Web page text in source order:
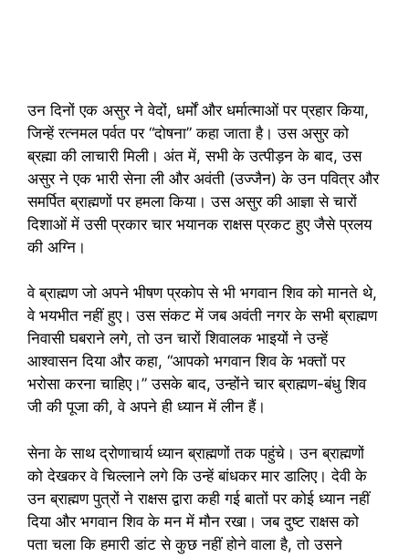
उन दिनों एक असुर ने वेदों, धर्मों और धर्मात्माओं पर प्रहार किया,
जिन्हें रत्नमल पर्वत पर “दोषना” कहा जाता है। उस असुर को
ब्रह्मा की लाचारी मिली। अंत में, सभी के उत्पीड़न के बाद, उस
असुर ने एक भारी सेना ली और अवंती (उज्जैन) के उन पवित्र और
समर्पित ब्राह्मणों पर हमला किया। उस असुर की आज्ञा से चारों
दिशाओं में उसी प्रकार चार भयानक राक्षस प्रकट हुए जैसे प्रलय
की अग्नि।
वे ब्राह्मण जो अपने भीषण प्रकोप से भी भगवान शिव को मानते थे,
वे भयभीत नहीं हुए। उस संकट में जब अवंती नगर के सभी ब्राह्मण
निवासी घबराने लगे, तो उन चारों शिवालक भाइयों ने उन्हें
आश्वासन दिया और कहा, “आपको भगवान शिव के भक्तों पर
भरोसा करना चाहिए।” उसके बाद, उन्होंने चार ब्राह्मण-बंधु शिव
जी की पूजा की, वे अपने ही ध्यान में लीन हैं।
सेना के साथ द्रोणाचार्य ध्यान ब्राह्मणों तक पहुंचे। उन ब्राह्मणों
को देखकर वे चिल्लाने लगे कि उन्हें बांधकर मार डालिए। देवी के
उन ब्राह्मण पुत्रों ने राक्षस द्वारा कही गई बातों पर कोई ध्यान नहीं
दिया और भगवान शिव के मन में मौन रखा। जब दुष्ट राक्षस को
पता चला कि हमारी डांट से कुछ नहीं होने वाला है, तो उसने